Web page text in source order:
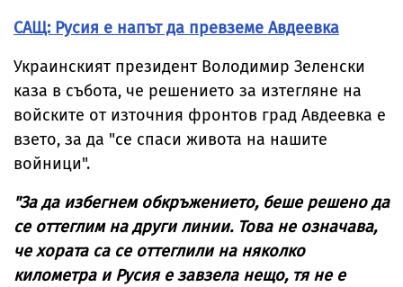
САЩ: Русия е напът да превземе Авдеевка
Украинският президент Володимир Зеленски
каза в събота, че решението за изтегляне на
войските от източния фронтов град Авдеевка е
взето, за да "се спаси живота на нашите
войници".
"За да избегнем обкръжението, беше решено да
се оттеглим на други линии. Това не означава,
че хората са се оттеглили на няколко
километра и Русия е завзела нещо, тя не е